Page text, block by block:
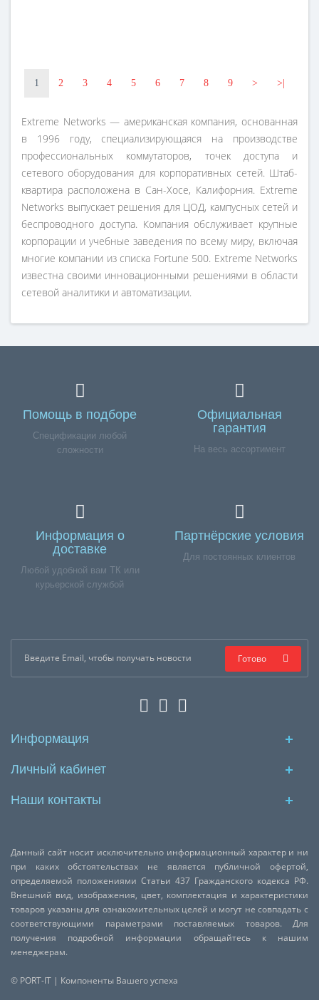
1 2 3 4 5 6 7 8 9 > >|
Extreme Networks — американская компания, основанная
в 1996 году, специализирующаяся на производстве
профессиональных коммутаторов, точек доступа и
сетевого оборудования для корпоративных сетей. Штаб-
квартира расположена в Сан-Хосе, Калифорния. Extreme
Networks выпускает решения для ЦОД, кампусных сетей и
беспроводного доступа. Компания обслуживает крупные
корпорации и учебные заведения по всему миру, включая
многие компании из списка Fortune 500. Extreme Networks
известна своими инновационными решениями в области
сетевой аналитики и автоматизации.
Помощь в подборе
Спецификации любой
сложности
Официальная
гарантия
На весь ассортимент
Информация о
доставке
Любой удобной вам ТК или
курьерской службой
Партнёрские условия
Для постоянных клиентов
Готово
Информация
Личный кабинет
Наши контакты
Данный сайт носит исключительно информационный характер и ни
при каких обстоятельствах не является публичной офертой,
определяемой положениями Статьи 437 Гражданского кодекса РФ.
Внешний вид, изображения, цвет, комплектация и характеристики
товаров указаны для ознакомительных целей и могут не совпадать с
соответствующими параметрами поставляемых товаров. Для
получения подробной информации обращайтесь к нашим
менеджерам.
© PORT-IT | Компоненты Вашего успеха